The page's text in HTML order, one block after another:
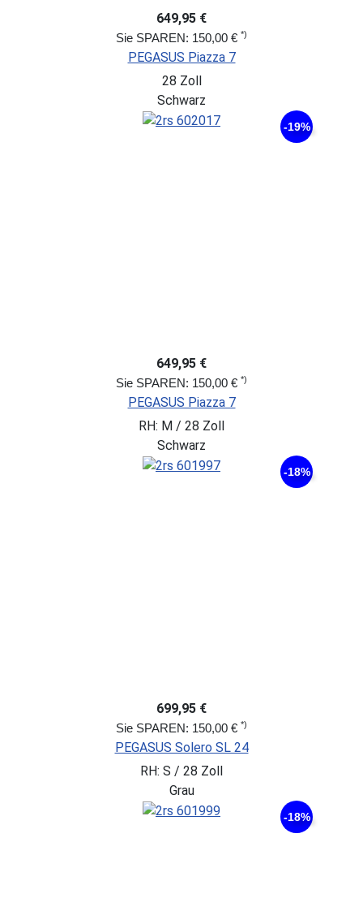
649,95 €
Sie SPAREN: 150,00 € *)
PEGASUS Piazza 7
28 Zoll
Schwarz
-19%
649,95 €
Sie SPAREN: 150,00 € *)
PEGASUS Piazza 7
RH: M / 28 Zoll
Schwarz
-18%
699,95 €
Sie SPAREN: 150,00 € *)
PEGASUS Solero SL 24
RH: S / 28 Zoll
Grau
-18%